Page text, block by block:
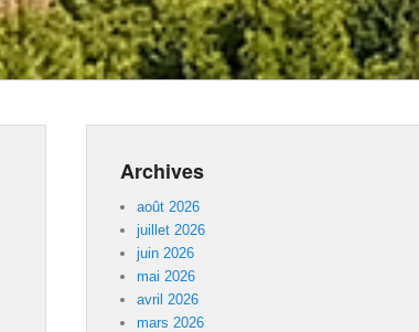
Archives
août 2026
juillet 2026
juin 2026
mai 2026
avril 2026
mars 2026